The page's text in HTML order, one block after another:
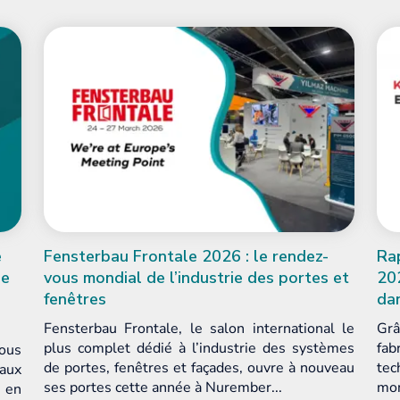
rendez-
portes et
le
des systèmes
à nouveau
Rapport d’évaluation des entreprises
2024 de KOSGEB : notre position
Grâce à notre expérience dans le secteur
fabrication de machines, à notre
technologique et à notre accès au
mondial, nous enregistrons